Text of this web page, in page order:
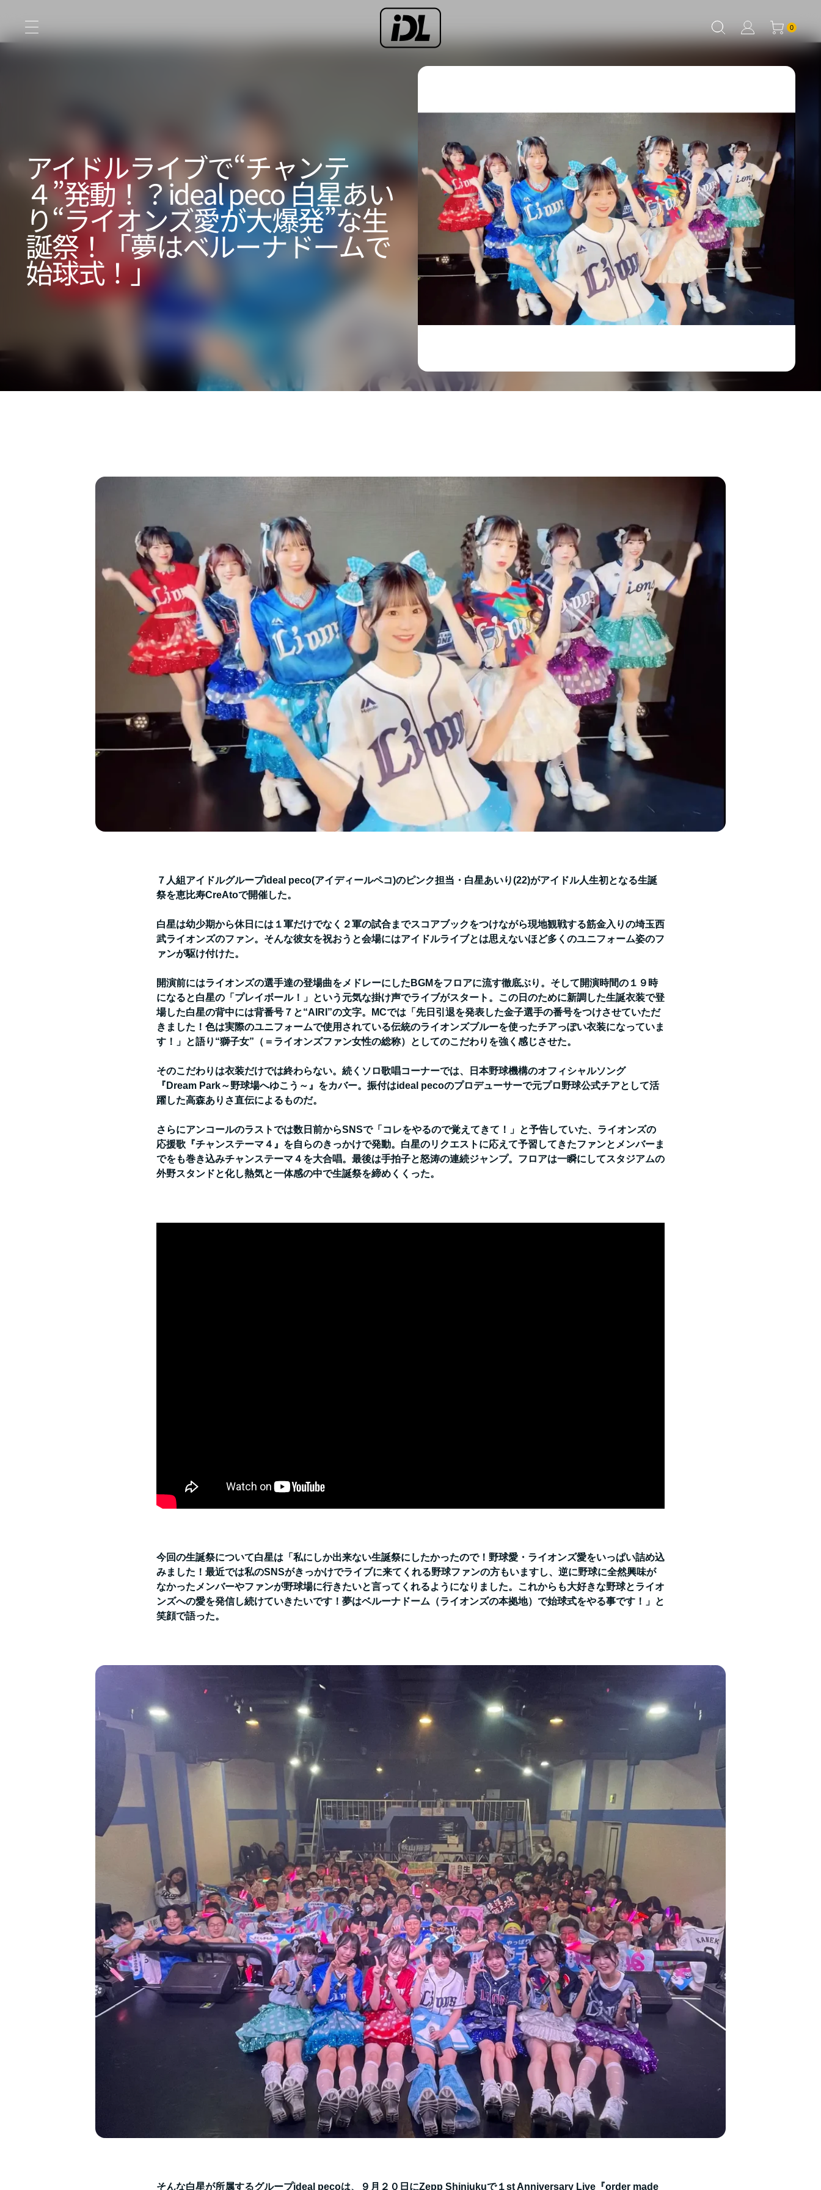
00個のアイテム
アイドルライブで“チャンテ
４”発動！？ideal peco 白星あい
り“ライオンズ愛が大爆発”な生
誕祭！「夢はベルーナドームで
始球式！」
７人組アイドルグループideal peco(アイディールペコ)のピンク担当・白星あいり(22)がアイドル人生初となる生誕
祭を恵比寿CreAtoで開催した。
白星は幼少期から休日には１軍だけでなく２軍の試合までスコアブックをつけながら現地観戦する筋金入りの埼玉西
武ライオンズのファン。そんな彼女を祝おうと会場にはアイドルライブとは思えないほど多くのユニフォーム姿のフ
ァンが駆け付けた。
開演前にはライオンズの選手達の登場曲をメドレーにしたBGMをフロアに流す徹底ぶり。そして開演時間の１９時
になると白星の「プレイボール！」という元気な掛け声でライブがスタート。この日のために新調した生誕衣装で登
場した白星の背中には背番号７と“AIRI”の文字。MCでは「先日引退を発表した金子選手の番号をつけさせていただ
きました！色は実際のユニフォームで使用されている伝統のライオンズブルーを使ったチアっぽい衣装になっていま
す！」と語り“獅子女”（＝ライオンズファン女性の総称）としてのこだわりを強く感じさせた。
そのこだわりは衣装だけでは終わらない。続くソロ歌唱コーナーでは、日本野球機構のオフィシャルソング
『Dream Park～野球場へゆこう～』をカバー。振付はideal pecoのプロデューサーで元プロ野球公式チアとして活
躍した高森ありさ直伝によるものだ。
さらにアンコールのラストでは数日前からSNSで「コレをやるので覚えてきて！」と予告していた、ライオンズの
応援歌『チャンステーマ４』を自らのきっかけで発動。白星のリクエストに応えて予習してきたファンとメンバーま
でをも巻き込みチャンステーマ４を大合唱。最後は手拍子と怒涛の連続ジャンプ。フロアは一瞬にしてスタジアムの
外野スタンドと化し熱気と一体感の中で生誕祭を締めくくった。
今回の生誕祭について白星は「私にしか出来ない生誕祭にしたかったので！野球愛・ライオンズ愛をいっぱい詰め込
みました！最近では私のSNSがきっかけでライブに来てくれる野球ファンの方もいますし、逆に野球に全然興味が
なかったメンバーやファンが野球場に行きたいと言ってくれるようになりました。これからも大好きな野球とライオ
ンズへの愛を発信し続けていきたいです！夢はベルーナドーム（ライオンズの本拠地）で始球式をやる事です！」と
笑顔で語った。
そんな白星が所属するグループideal pecoは、９月２０日にZepp Shinjukuで１st Anniversary Live『order made